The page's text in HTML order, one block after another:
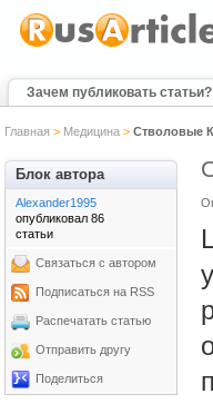
Зачем публиковать статьи?
Главная > Медицина> Стволовые
Блок автора
Alexander1995
опубликовал 86
статьи
Связаться с автором
Подписаться на RSS
Распечатать статью
Отправить другу
Поделиться